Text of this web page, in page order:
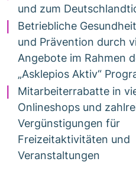
und zum
Betriebliche
und Prävention durch
Angebote im Rahmen
„Asklepios Aktiv“
Mitarbeiterrabatte in
Onlineshops und
Vergünstigungen für
Freizeitaktivitäten und
Veranstaltungen